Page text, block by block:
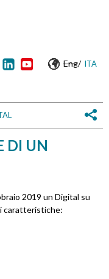
Eng/ ITA
DI UN
2019 un Digital su
caratteristiche: